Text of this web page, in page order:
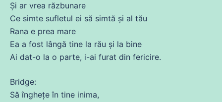
Și ar vrea răzbunare
Ce simte sufletul ei să simtă și al tău
Rana e prea mare
Ea a fost lângă tine la rău și la bine
Ai dat-o la o parte, i-ai furat din fericire.
Bridge:
Să înghețe în tine inima,